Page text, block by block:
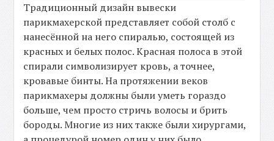
Традиционный дизайн вывески
парикмахерской представляет собой столб с
нанесённой на него спиралью, состоящей из
красных и белых полос. Красная полоса в этой
спирали символизирует кровь, а точнее,
кровавые бинты. На протяжении веков
парикмахеры должны были уметь гораздо
больше, чем просто стричь волосы и брить
бороды. Многие из них также были хирургами,